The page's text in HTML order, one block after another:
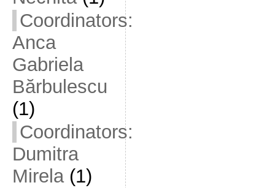
Coordinators:
Anca
Gabriela
Bărbulescu
(1)
Coordinators:
Dumitra
Mirela(1)